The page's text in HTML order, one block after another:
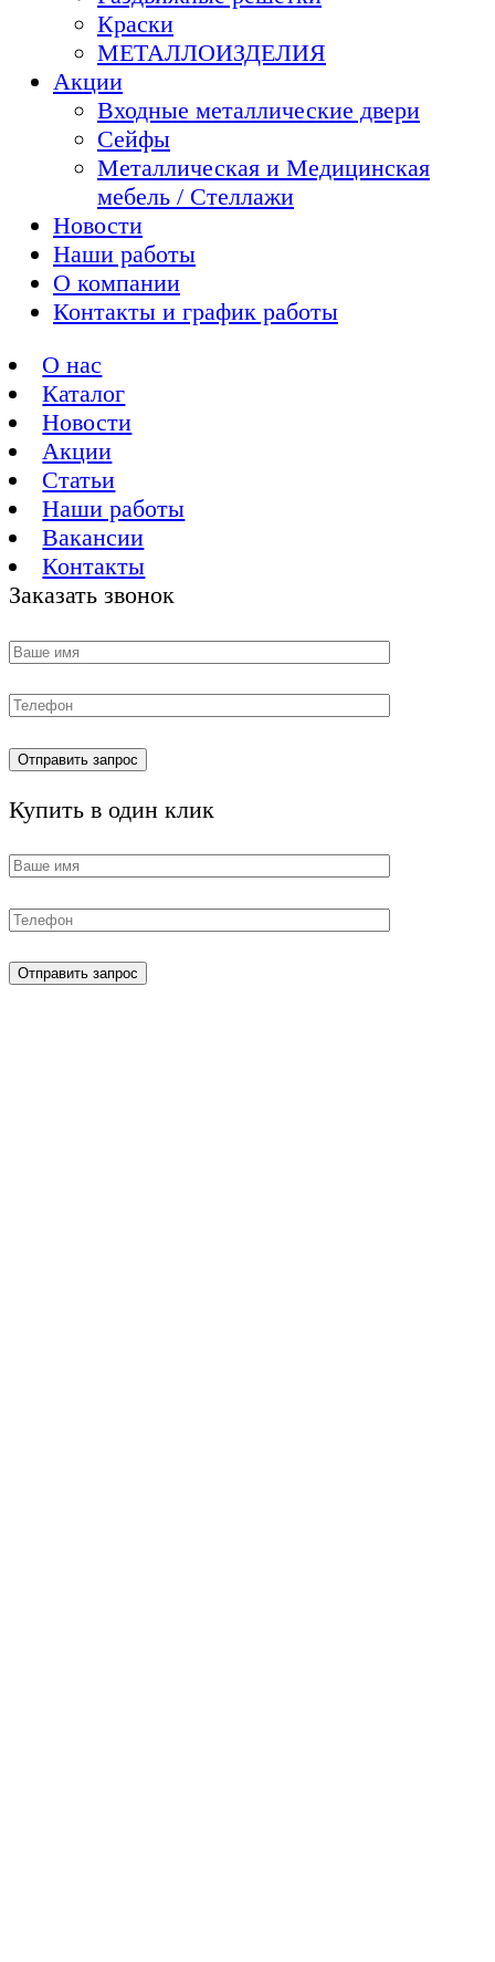
Краски
МЕТАЛЛОИЗДЕЛИЯ
Акции
Входные металлические двери
Сейфы
Металлическая и Медицинская
мебель / Стеллажи
Новости
Наши работы
О компании
Контакты и график работы
О нас
Каталог
Новости
Акции
Статьи
Наши работы
Вакансии
Контакты
Заказать звонок
Купить в один клик